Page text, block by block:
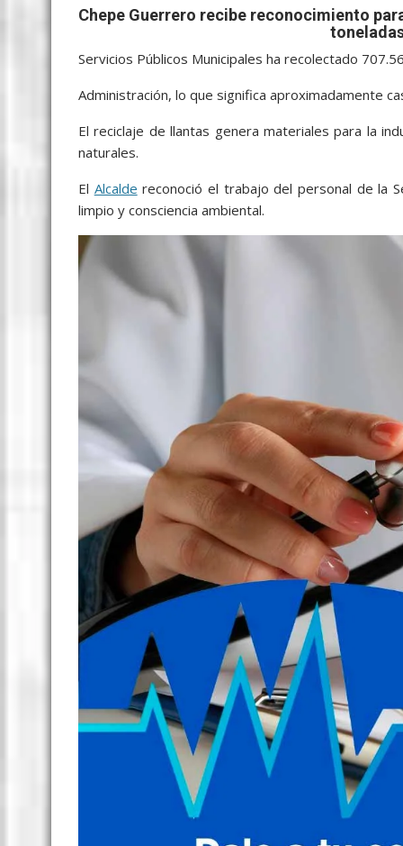
o
k
p
p
g
er
a
m
Chepe Guerrero recibe reconocimiento
Servicios Públicos Municipales ha recolectado
Administración, lo que significa aproximadamente
El reciclaje de llantas genera materiales para la
naturales.
El Alcalde reconoció el trabajo del personal de la
limpio y consciencia ambiental.